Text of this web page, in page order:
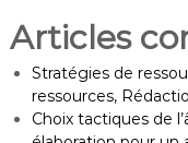
Articles
Stratégies de
ressources,
Choix tactiques de